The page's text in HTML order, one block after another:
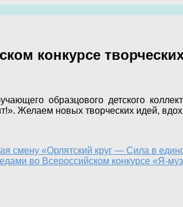
конкурсе
образцового детского
Желаем новых творческих идей,
смену «Орлятский круг — Сила в
во Всероссийском конкурсе «Я-